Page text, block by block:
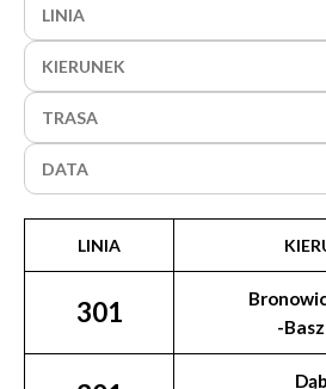
LINIA
301
-